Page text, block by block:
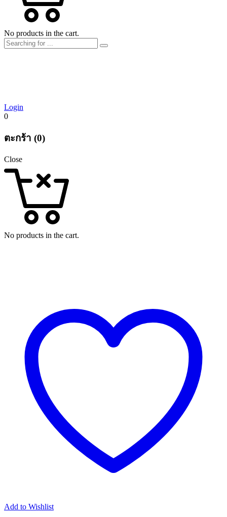
No products in the cart.
Login
0
ตะกร้า (0)
Close
No products in the cart.
Add to Wishlist